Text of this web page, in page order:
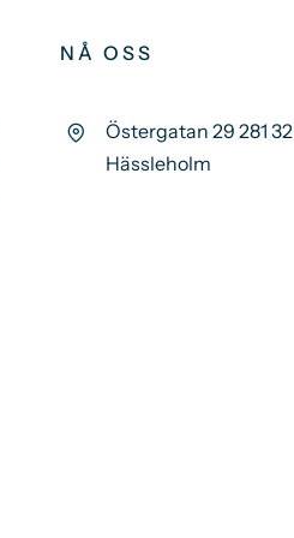
NÅ OSS
Östergatan 29 281 32
Hässleholm